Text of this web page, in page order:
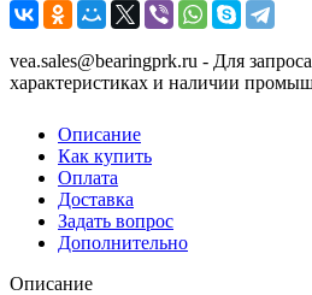
vea.sales@bearingprk.ru - Для
характеристиках и наличии
Описание
Как купить
Оплата
Доставка
Задать вопрос
Дополнительно
Описание